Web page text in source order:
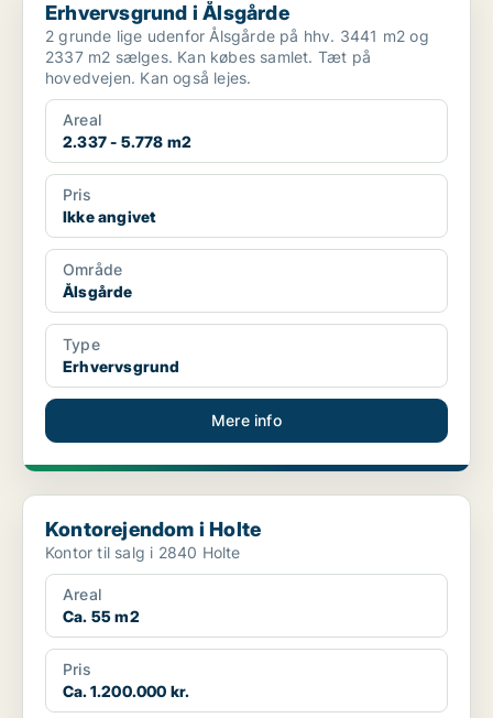
Erhvervsgrund i Ålsgårde
2 grunde lige udenfor Ålsgårde på hhv. 3441 m2 og
2337 m2 sælges. Kan købes samlet. Tæt på
hovedvejen. Kan også lejes.
Areal
2.337 - 5.778 m2
Pris
Ikke angivet
Område
Ålsgårde
Type
Erhvervsgrund
Mere info
Kontorejendom i Holte
Kontorejendom i Holte
Kontor til salg i 2840 Holte
Areal
Ca. 55 m2
Pris
Ca. 1.200.000 kr.